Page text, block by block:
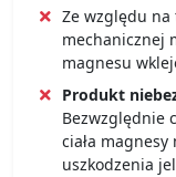
Ze względu
mechanicznej
magnesu
Produkt
Bezwzględnie
ciała magnesy
uszkodzenia